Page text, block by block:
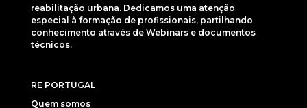
reabilitação urbana. Dedicamos uma atenção
especial à formação de profissionais, partilhando
conhecimento através de Webinars e documentos
técnicos.
RE PORTUGAL
Quem somos